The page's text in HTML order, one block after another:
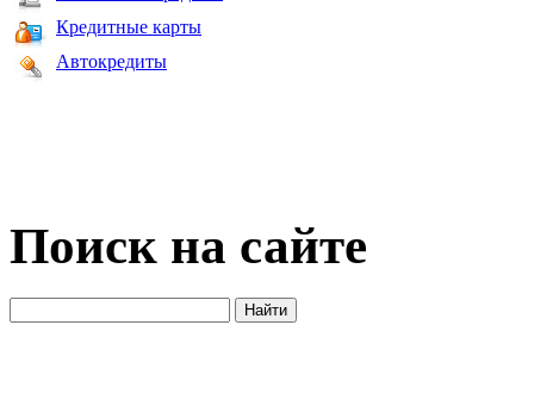
Кредитные карты
Автокредиты
Поиск на сайте